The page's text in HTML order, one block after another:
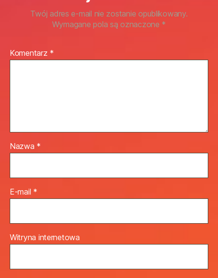
Twój adres e-mail nie zostanie opublikowany.
Wymagane pola są oznaczone *
Komentarz *
Nazwa *
E-mail *
Witryna internetowa